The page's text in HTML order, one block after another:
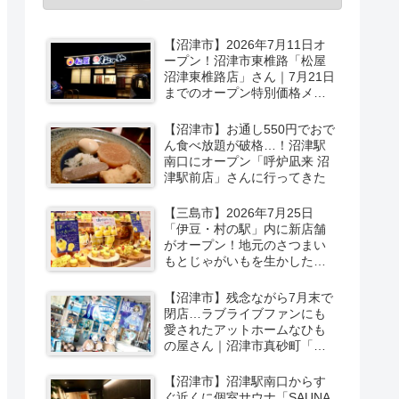
【沼津市】2026年7月11日オ
ープン！沼津市東椎路「松屋
沼津東椎路店」さん｜7月21日
までのオープン特別価格メニ
【沼津市】お通し550円でおで
ん食べ放題が破格…！沼津駅
南口にオープン「呼炉凪来 沼
津駅前店」さんに行ってきた
【三島市】2026年7月25日
「伊豆・村の駅」内に新店舗
がオープン！地元のさつまい
もとじゃがいもを生かしたベ
と足お先に実食レポ【PR】
【沼津市】残念ながら7月末で
閉店…ラブライブファンにも
愛されたアットホームなひも
の屋さん｜沼津市真砂町「渡
【沼津市】沼津駅南口からす